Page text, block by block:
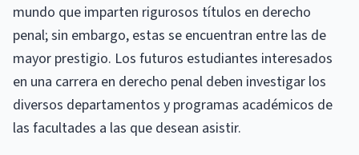
mundo que imparten rigurosos títulos en derecho
penal; sin embargo, estas se encuentran entre las de
mayor prestigio. Los futuros estudiantes interesados ​​
en una carrera en derecho penal deben investigar los
diversos departamentos y programas académicos de
las facultades a las que desean asistir.